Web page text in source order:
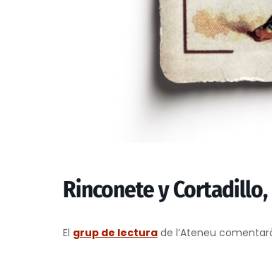
Rinconete y
El grup de lectura de l’Ateneu